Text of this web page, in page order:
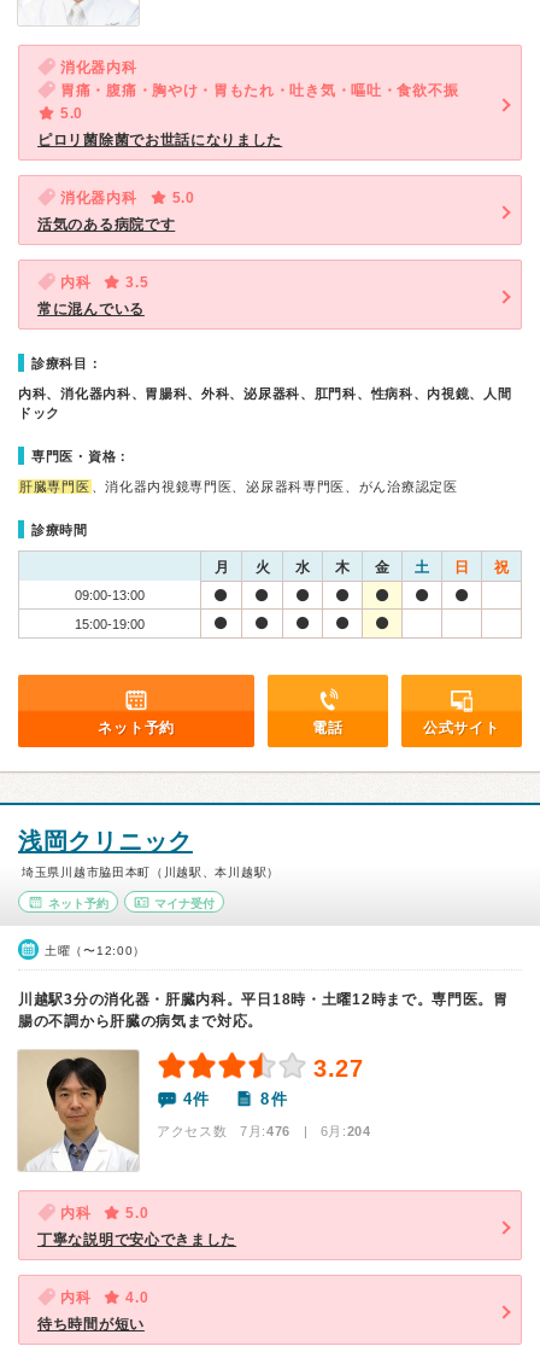
消化器内科
胃痛・腹痛・胸やけ・胃もたれ・吐き気・嘔吐・食欲不振
5.0
ピロリ菌除菌でお世話になりました
消化器内科
5.0
活気のある病院です
内科
3.5
常に混んでいる
診療科目：
内科、消化器内科、胃腸科、外科、泌尿器科、肛門科、性病科、内視鏡、人間
ドック
専門医・資格：
肝臓専門医 、消化器内視鏡専門医、泌尿器科専門医、がん治療認定医
診療時間
月 火 水 木 金 土 日 祝
09:00-13:00
15:00-19:00
ネット予約 電話 公式サイト
浅岡クリニック
埼玉県川越市脇田本町（川越駅、本川越駅）
ネット予約 マイナ受付
土曜（〜12:00）
川越駅3分の消化器・肝臓内科。平日18時・土曜12時まで。専門医。胃
腸の不調から肝臓の病気まで対応。
3.27
4件 8件
アクセス数 7月:476 | 6月:204
内科
5.0
丁寧な説明で安心できました
内科
4.0
待ち時間が短い